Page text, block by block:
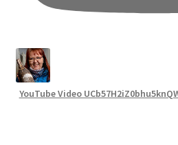
YouTube Video